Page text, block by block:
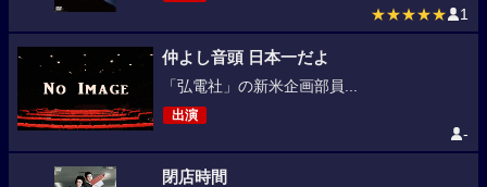
★★★★★ 1
仲よし音頭 日本一だよ
「弘電社」の新米企画部員...
出演
-
閉店時間